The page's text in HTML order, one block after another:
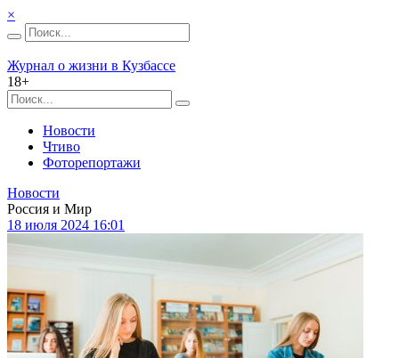
×
Журнал о жизни в Кузбассе
18+
Новости
Чтиво
Фоторепортажи
Новости
Россия и Мир
18 июля 2024 16:01